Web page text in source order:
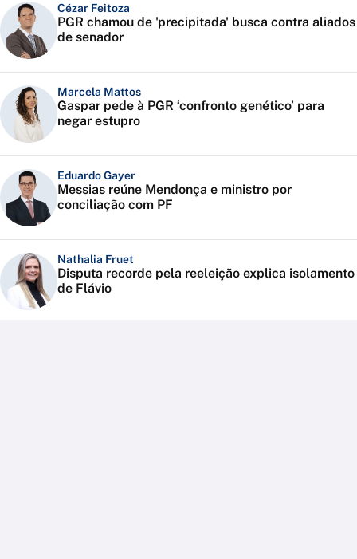
Cézar Feitoza
PGR chamou de 'precipitada' busca contra aliados
de senador
Marcela Mattos
Gaspar pede à PGR ‘confronto genético’ para
negar estupro
Eduardo Gayer
Messias reúne Mendonça e ministro por
conciliação com PF
Nathalia Fruet
Disputa recorde pela reeleição explica isolamento
de Flávio